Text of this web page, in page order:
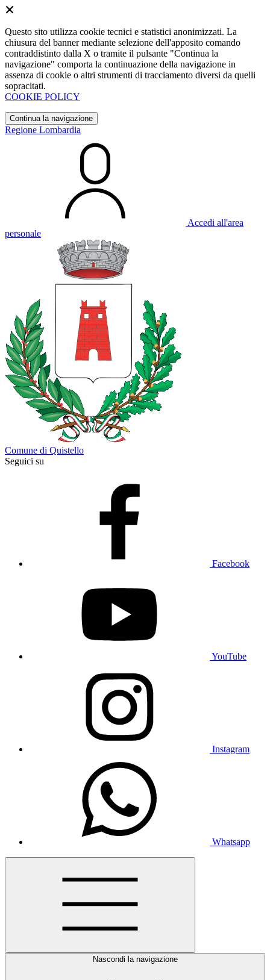
Questo sito utilizza cookie tecnici e statistici anonimizzati. La
chiusura del banner mediante selezione dell'apposito comando
contraddistinto dalla X o tramite il pulsante "Continua la
navigazione" comporta la continuazione della navigazione in
assenza di cookie o altri strumenti di tracciamento diversi da quelli
sopracitati.
COOKIE POLICY
Continua la navigazione
Regione Lombardia
Accedi all'area
personale
Comune di Quistello
Seguici su
Facebook
YouTube
Instagram
Whatsapp
Nascondi la navigazione